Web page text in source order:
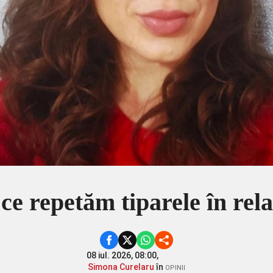
repetăm tiparele în
08 iul. 2026, 08:00,
Simona Curelaruîn OPINII